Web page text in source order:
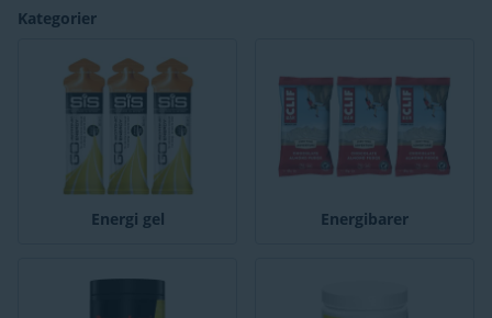
energigeleer
isotoniske oghypertoniske
energi og væskebalance.
Kategorier
Energi gel Energibarer